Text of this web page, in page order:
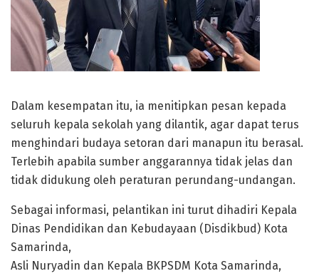
Dalam kesempatan itu, ia menitipkan pesan kepada
seluruh kepala sekolah yang dilantik, agar dapat terus
menghindari budaya setoran dari manapun itu berasal.
Terlebih apabila sumber anggarannya tidak jelas dan
tidak didukung oleh peraturan perundang-undangan.
Sebagai informasi, pelantikan ini turut dihadiri Kepala
Dinas Pendidikan dan Kebudayaan (Disdikbud) Kota
Samarinda,
Asli Nuryadin dan Kepala BKPSDM Kota Samarinda,